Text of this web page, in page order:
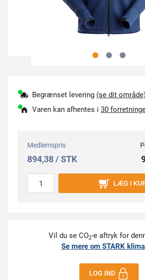
Begrænset levering (se dit
Varen kan afhentes i 30
Medlemspris
894,38 / STK
LÆG I
Vil du se CO2-e aftryk for
Se mere om STARK
LOG IND